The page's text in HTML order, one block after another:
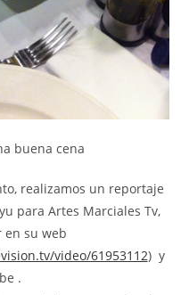
buena cena
realizamos un reportaje
para Artes Marciales Tv,
en su web
video/61953112) y
.